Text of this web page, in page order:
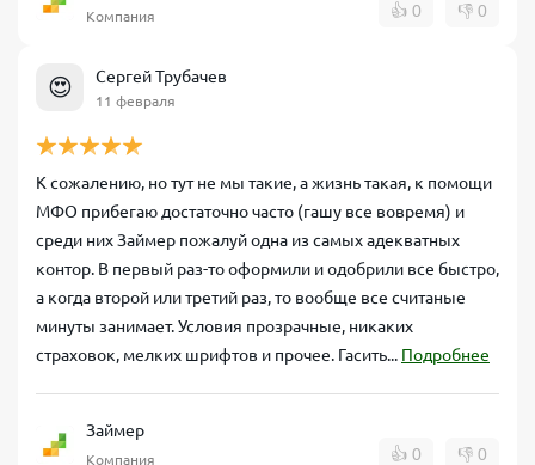
Компания 👍 0 👎 0
😍 Сергей Трубачев
11 февраля
К сожалению, но тут не мы такие, а жизнь такая, к помощи
МФО прибегаю достаточно часто (гашу все вовремя) и
среди них Займер пожалуй одна из самых адекватных
контор. В первый раз-то оформили и одобрили все быстро,
а когда второй или третий раз, то вообще все считаные
минуты занимает. Условия прозрачные, никаких
страховок, мелких шрифтов и прочее. Гасить... Подробнее
Займер
Компания 👍 0 👎 0